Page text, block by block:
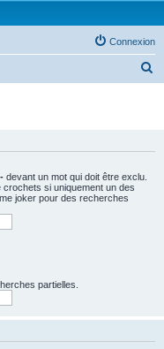
Connexion
e
- devant un mot qui doit être exclu.
crochets si uniquement un des
joker pour des recherches
partielles.